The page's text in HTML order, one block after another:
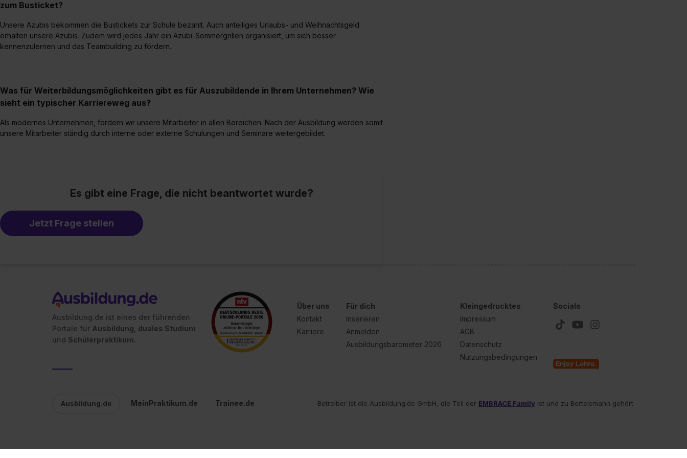
zum Busticket?
Unsere Azubis bekommen die Bustickets zur Schule bezahlt. Auch anteiliges Urlaubs- und Weihnachtsgeld
erhalten unsere Azubis. Zudem wird jedes Jahr ein Azubi-Sommergrillen organisiert, um sich besser
kennenzulernen und das Teambuilding zu fördern.
Was für Weiterbildungsmöglichkeiten gibt es für Auszubildende in Ihrem Unternehmen? Wie
sieht ein typischer Karriereweg aus?
Als modernes Unternehmen, fördern wir unsere Mitarbeiter in allen Bereichen. Nach der Ausbildung werden somit
unsere Mitarbeiter ständig durch interne oder externe Schulungen und Seminare weitergebildet.
Es gibt eine Frage, die nicht beantwortet wurde?
Jetzt Frage stellen
Ausbildung.de ist eines der führenden
Portale für Ausbildung, duales Studium
und Schülerpraktikum.
Über uns
Kontakt
Karriere
Für dich
Inserieren
Anmelden
Ausbildungsbarometer 2026
Kleingedrucktes
Impressum
AGB
Datenschutz
Nutzungsbedingungen
Socials
Ausbildung.de MeinPraktikum.de Trainee.de Betreiber ist die Ausbildung.de GmbH, die Teil der EMBRACE Family ist und zu Bertelsmann gehört.